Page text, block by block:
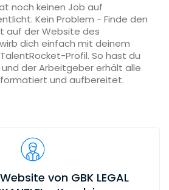
noch keinen Job auf
Kein Problem - Finde den
auf der Website des
dich einfach mit deinem
Profil. So hast du
der Arbeitgeber erhält alle
und aufbereitet.
von GBK LEGAL